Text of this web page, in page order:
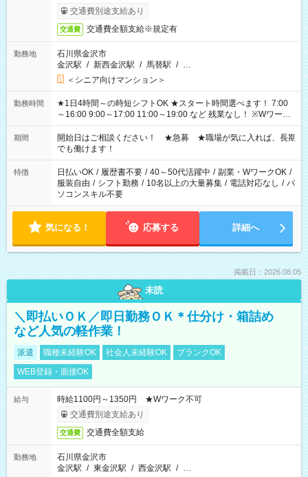
完了次第のお支払いとなります。
交通費別途支給あり
交通費 交通費全額支給※規定有
勤務地
石川県金沢市
金沢駅 / 新西金沢駅 / 馬替駅 / …
＜シニア向けマンション＞
勤務時間
★1日4時間～の時短シフトOK ★スタート時間選べます！ 7:00
～16:00 9:00～17:00 11:00～19:00 など 残業なし！ ※Wワーク
の場合、他のお仕事と合わせ週40時間超の就業はご案内できま
せん ※法令に基づき、週20時間以上勤務は社会保険への加入対
象となります ※労働者派遣法（日雇い派遣の原則禁止）によ
り、短時間・短期間の就業はご案内が難しい場合があります
期間
開始日はご相談ください！ ★急募 ★職場が気に入れば、長期
でも働けます！
特徴 日払いOK / 履歴書不要 / 40～50代活躍中 / 副業・WワークOK /
服装自由 / シフト勤務 / 10名以上の大量募集 / 電話対応なし / パ
ソコンスキル不要
気になる！ 応募する 詳細へ
掲載日：2026.08.05
未読
＼即払いＯＫ／即日勤務ＯＫ＊仕分け・箱詰め
など人気の軽作業！
派遣 職種未経験OK 社会人未経験OK
ブランクOK
WEB登録・面接OK
給与
時給1100円～1350円 ★Wワーク不可
交通費別途支給あり
交通費 交通費全額支給
勤務地
石川県金沢市
金沢駅 / 東金沢駅 / 西金沢駅 / …